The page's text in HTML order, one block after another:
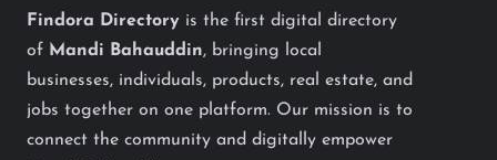
Findora Directory is the first digital directory
of Mandi Bahauddin, bringing local
businesses, individuals, products, real estate, and
jobs together on one platform. Our mission is to
connect the community and digitally empower